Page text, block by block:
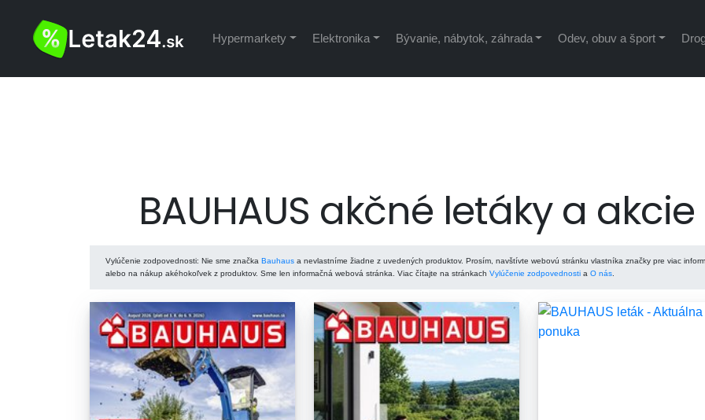
Hypermarkety Elektronika Bývanie, nábytok, záhrada Odev, obuv a šport
BAUHAUS akčné letáky a akcie
Vylúčenie zodpovednosti: Nie sme značka Bauhaus a nevlastníme žiadne z uvedených produktov. Prosím, navštívte webovú stránku vlastníka značky pre viac
alebo na nákup akéhokoľvek z produktov. Sme len informačná webová stránka. Viac čítajte na stránkach Vylúčenie zodpovednosti a O nás